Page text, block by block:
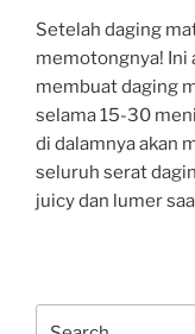
Setelah daging
memotongnya! Ini
membuat daging
selama 15-30
di dalamnya akan
seluruh serat
juicy dan lumer